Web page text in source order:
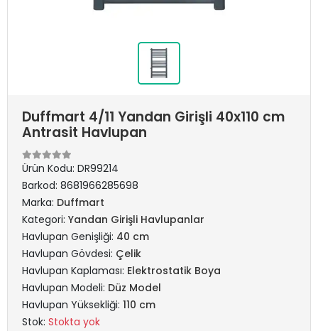
Duffmart 4/11 Yandan Girişli 40x110 cm
Antrasit Havlupan
Ürün Kodu: DR99214
Barkod: 8681966285698
Marka: Duffmart
Kategori: Yandan Girişli Havlupanlar
Havlupan Genişliği: 40 cm
Havlupan Gövdesi: Çelik
Havlupan Kaplaması: Elektrostatik Boya
Havlupan Modeli: Düz Model
Havlupan Yüksekliği: 110 cm
Stok: Stokta yok